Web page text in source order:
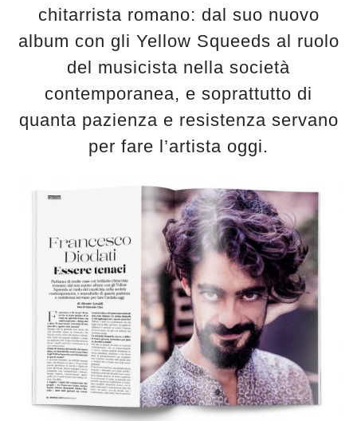
chitarrista romano: dal suo nuovo
album con gli Yellow Squeeds al ruolo
del musicista nella società
contemporanea, e soprattutto di
quanta pazienza e resistenza servano
per fare l’artista oggi.